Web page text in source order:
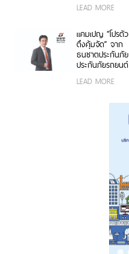
บนเวที
Brand Thailand
2026”
LEAD MORE
แคมเปญ “โปรตัว
ตึงคุ้มจัด” จาก
ธนชาตประกันภัย
ประกันภัยรถยนต์
เจาะกลุ่มรถ
LEAD MORE